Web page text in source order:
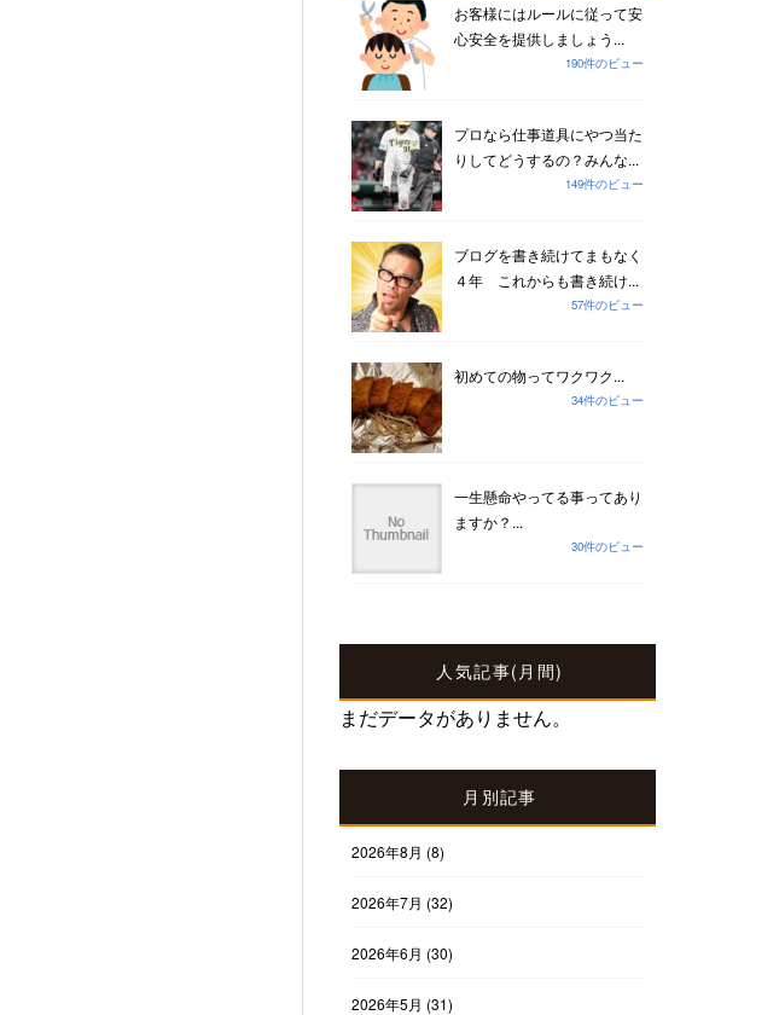
お客様にはルールに従って安
心安全を提供しましょう...
190件のビュー
プロなら仕事道具にやつ当た
りしてどうするの？みんな...
149件のビュー
ブログを書き続けてまもなく
４年 これからも書き続け...
57件のビュー
初めての物ってワクワク...
34件のビュー
一生懸命やってる事ってあり
ますか？...
30件のビュー
人気記事(月間)
まだデータがありません。
月別記事
2026年8月 (8)
2026年7月 (32)
2026年6月 (30)
2026年5月 (31)